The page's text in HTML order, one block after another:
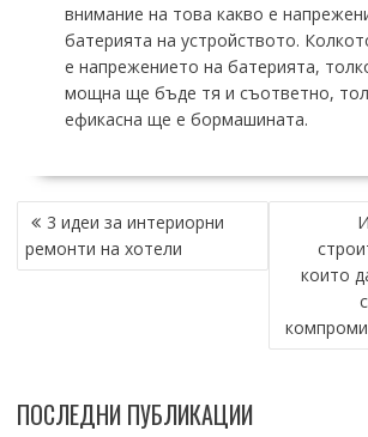
внимание на това какво е
батерията на устройството.
е напрежението на батерията,
мощна ще бъде тя и съответно,
ефикасна ще е бормашината.
НАВИГАЦИЯ
3 идеи за интериорни
ремонти на хотели
които
ПОСЛЕДНИ ПУБЛИКАЦИИ